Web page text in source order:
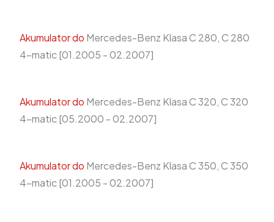
Akumulator do Mercedes-Benz Klasa C 280, C 280
4-matic [01.2005 - 02.2007]
Akumulator do Mercedes-Benz Klasa C 320, C 320
4-matic [05.2000 - 02.2007]
Akumulator do Mercedes-Benz Klasa C 350, C 350
4-matic [01.2005 - 02.2007]